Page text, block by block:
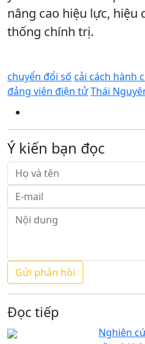
nâng cao hiệu lực, hiệu
thống chính trị.
chuyển đổi số cải cách hành
đảng viên điện tửThái
Ý kiến bạn đọc
Đọc tiếp
Nghiên